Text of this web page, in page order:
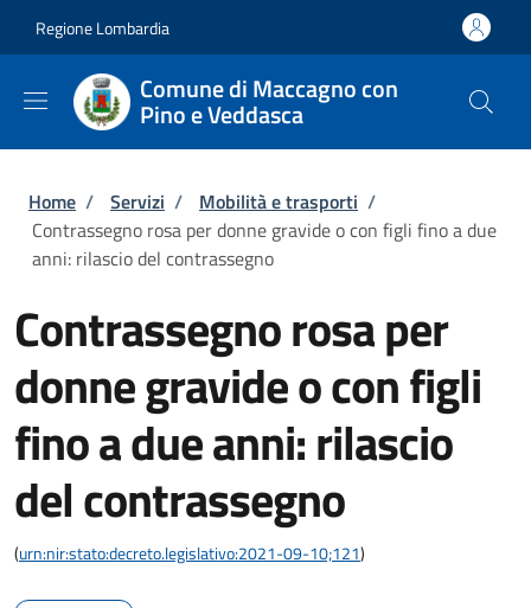
Regione Lombardia
Comune di Maccagno con
Pino e Veddasca
Briciole di pane
Home / Servizi / Mobilità e trasporti /
Contrassegno rosa per donne gravide o con figli fino a due
anni: rilascio del contrassegno
Contrassegno rosa per
donne gravide o con figli
fino a due anni: rilascio
del contrassegno
(urn:nir:stato:decreto.legislativo:2021-09-10;121)